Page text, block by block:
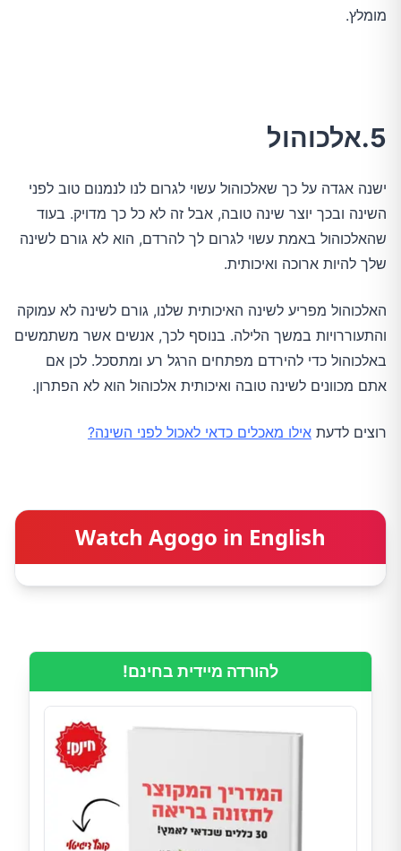
מומלץ.
5.אלכוהול
ישנה אגדה על כך שאלכוהול עשוי לגרום לנו לנמנום טוב לפני
השינה ובכך יוצר שינה טובה, אבל זה לא כל כך מדויק. בעוד
שהאלכוהול באמת עשוי לגרום לך להרדם, הוא לא גורם לשינה
שלך להיות ארוכה ואיכותית.
האלכוהול מפריע לשינה האיכותית שלנו, גורם לשינה לא עמוקה
והתעוררויות במשך הלילה. בנוסף לכך, אנשים אשר משתמשים
באלכוהול כדי להירדם מפתחים הרגל רע ומתסכל. לכן אם
אתם מכוונים לשינה טובה ואיכותית אלכוהול הוא לא הפתרון.
רוצים לדעת אילו מאכלים כדאי לאכול לפני השינה?
Watch Agogo in English
להורדה מיידית בחינם!